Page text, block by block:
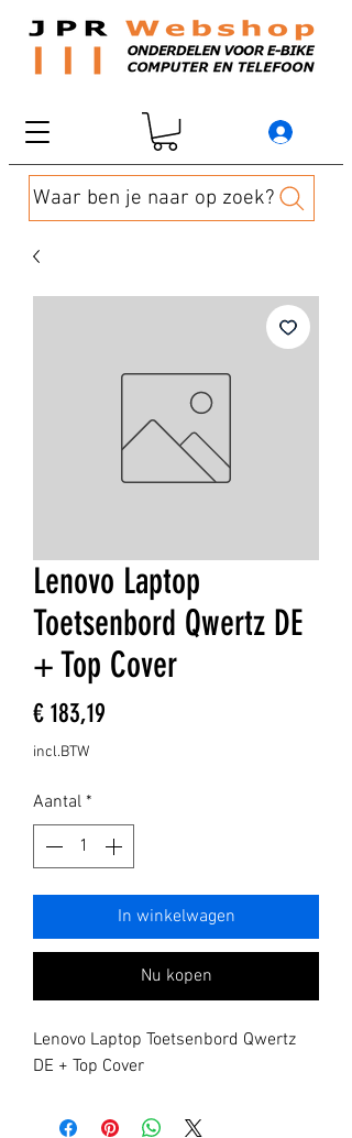
Waar ben je naar op zoek?
Lenovo Laptop
Toetsenbord Qwertz DE
+ Top Cover
€ 183,19
incl.BTW
Aantal *
In winkelwagen
Nu kopen
Lenovo Laptop Toetsenbord Qwertz
DE + Top Cover